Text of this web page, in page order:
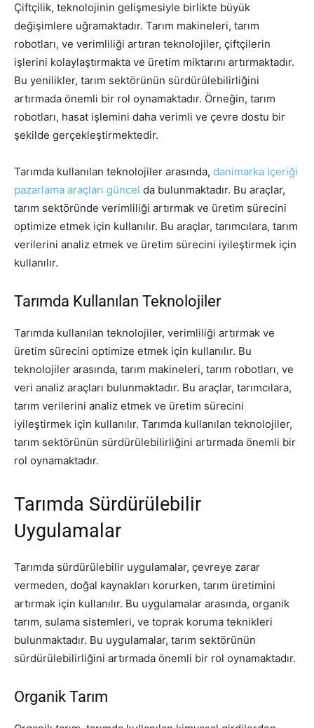
Çiftçilik, teknolojinin gelişmesiyle birlikte büyük
değişimlere uğramaktadır. Tarım makineleri, tarım
robotları, ve verimliliği artıran teknolojiler, çiftçilerin
işlerini kolaylaştırmakta ve üretim miktarını artırmaktadır.
Bu yenilikler, tarım sektörünün sürdürülebilirliğini
artırmada önemli bir rol oynamaktadır. Örneğin, tarım
robotları, hasat işlemini daha verimli ve çevre dostu bir
şekilde gerçekleştirmektedir.
Tarımda kullanılan teknolojiler arasında, danimarka içeriği
pazarlama araçları güncel da bulunmaktadır. Bu araçlar,
tarım sektöründe verimliliği artırmak ve üretim sürecini
optimize etmek için kullanılır. Bu araçlar, tarımcılara, tarım
verilerini analiz etmek ve üretim sürecini iyileştirmek için
kullanılır.
Tarımda Kullanılan Teknolojiler
Tarımda kullanılan teknolojiler, verimliliği artırmak ve
üretim sürecini optimize etmek için kullanılır. Bu
teknolojiler arasında, tarım makineleri, tarım robotları, ve
veri analiz araçları bulunmaktadır. Bu araçlar, tarımcılara,
tarım verilerini analiz etmek ve üretim sürecini
iyileştirmek için kullanılır. Tarımda kullanılan teknolojiler,
tarım sektörünün sürdürülebilirliğini artırmada önemli bir
rol oynamaktadır.
Tarımda Sürdürülebilir
Uygulamalar
Tarımda sürdürülebilir uygulamalar, çevreye zarar
vermeden, doğal kaynakları korurken, tarım üretimini
artırmak için kullanılır. Bu uygulamalar arasında, organik
tarım, sulama sistemleri, ve toprak koruma teknikleri
bulunmaktadır. Bu uygulamalar, tarım sektörünün
sürdürülebilirliğini artırmada önemli bir rol oynamaktadır.
Organik Tarım